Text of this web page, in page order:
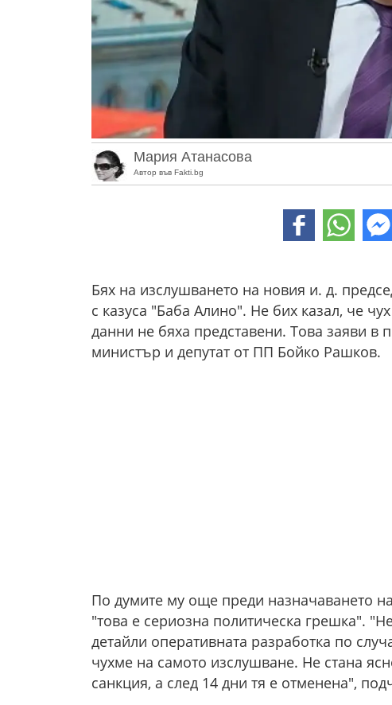
Мария Атанасова
Автор във Fakti.bg
Бях на изслушването на новия и. д.
с казуса "Баба Алино". Не бих казал, че
данни не бяха представени. Това заяви
министър и депутат от ПП Бойко Рашков.
По думите му още преди назначаването
"това е сериозна политическа грешка".
детайли оперативната разработка по
чухме на самото изслушване. Не стана
санкция, а след 14 дни тя е отменена",